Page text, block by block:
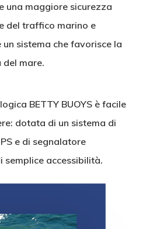
una maggiore sicurezza
del traffico marino e
sistema che favorisce la
mare.
BETTY BUOYS è facile
dotata di un sistema di
e di segnalatore
semplice accessibilità.